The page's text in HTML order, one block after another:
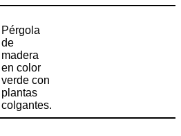
Pérgola
de
madera
en color
verde con
plantas
colgantes.